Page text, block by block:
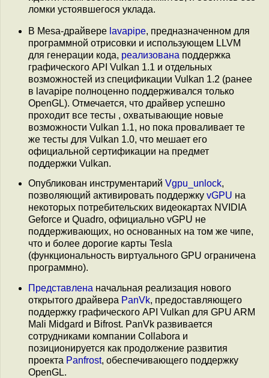
ломки устоявшегося уклада.
В Mesa-драйвере lavapipe, предназначенном для
программной отрисовки и использующем LLVM
для генерации кода, реализована поддержка
графического API Vulkan 1.1 и отдельных
возможностей из спецификации Vulkan 1.2 (ранее
в lavapipe полноценно поддерживался только
OpenGL). Отмечается, что драйвер успешно
проходит все тесты , охватывающие новые
возможности Vulkan 1.1, но пока проваливает те
же тесты для Vulkan 1.0, что мешает его
официальной сертификации на предмет
поддержки Vulkan.
Опубликован инструментарий Vgpu_unlock,
позволяющий активировать поддержку vGPU на
некоторых потребительских видеокартах NVIDIA
Geforce и Quadro, официально vGPU не
поддерживающих, но основанных на том же чипе,
что и более дорогие карты Tesla
(функциональность виртуального GPU ограничена
программно).
Представлена начальная реализация нового
открытого драйвера PanVk, предоставляющего
поддержку графического API Vulkan для GPU ARM
Mali Midgard и Bifrost. PanVk развивается
сотрудниками компании Collabora и
позиционируется как продолжение развития
проекта Panfrost, обеспечивающего поддержку
OpenGL.